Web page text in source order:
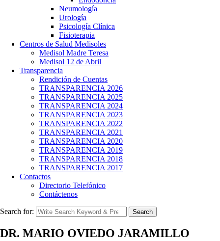
Neumología
Urología
Psicología Clínica
Fisioterapia
Centros de Salud Medisoles
Medisol Madre Teresa
Medisol 12 de Abril
Transparencia
Rendición de Cuentas
TRANSPARENCIA 2026
TRANSPARENCIA 2025
TRANSPARENCIA 2024
TRANSPARENCIA 2023
TRANSPARENCIA 2022
TRANSPARENCIA 2021
TRANSPARENCIA 2020
TRANSPARENCIA 2019
TRANSPARENCIA 2018
TRANSPARENCIA 2017
Contactos
Directorio Telefónico
Contáctenos
Search for: Search
DR. MARIO OVIEDO JARAMILLO